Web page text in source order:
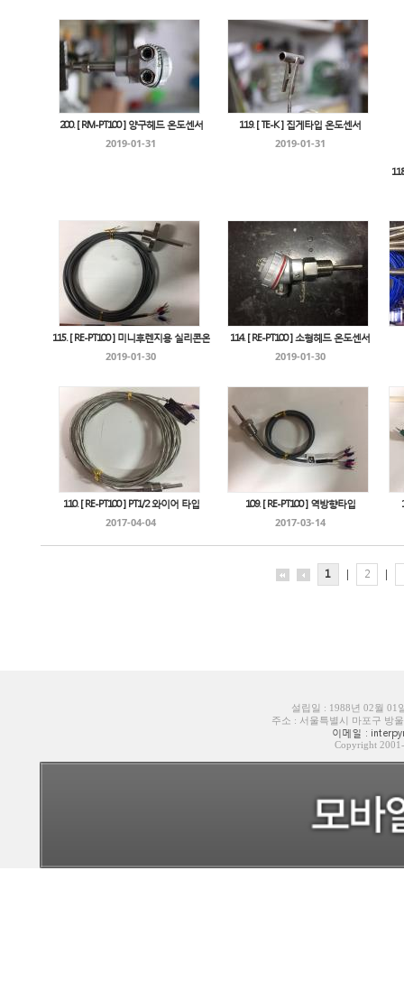
200. [ RM-PT100 ] 양구헤드 온도센서
2019-01-31
119. [ TE-K ] 집게타입 온도센서
2019-01-31
115. [ RE-PT100 ] 미니후렌지용 실리콘온
2019-01-30
114. [ RE-PT100 ] 소형헤드 온도센서
2019-01-30
110. [ RE-PT100 ] PT1/2 와이어 타입
2017-04-04
109. [ RE-PT100 ] 역방향타입
2017-03-14
1 | 2 |
설립일 : 1988년 02월
주소 : 서울특별시 마포구 방
이메일 :
Copyright